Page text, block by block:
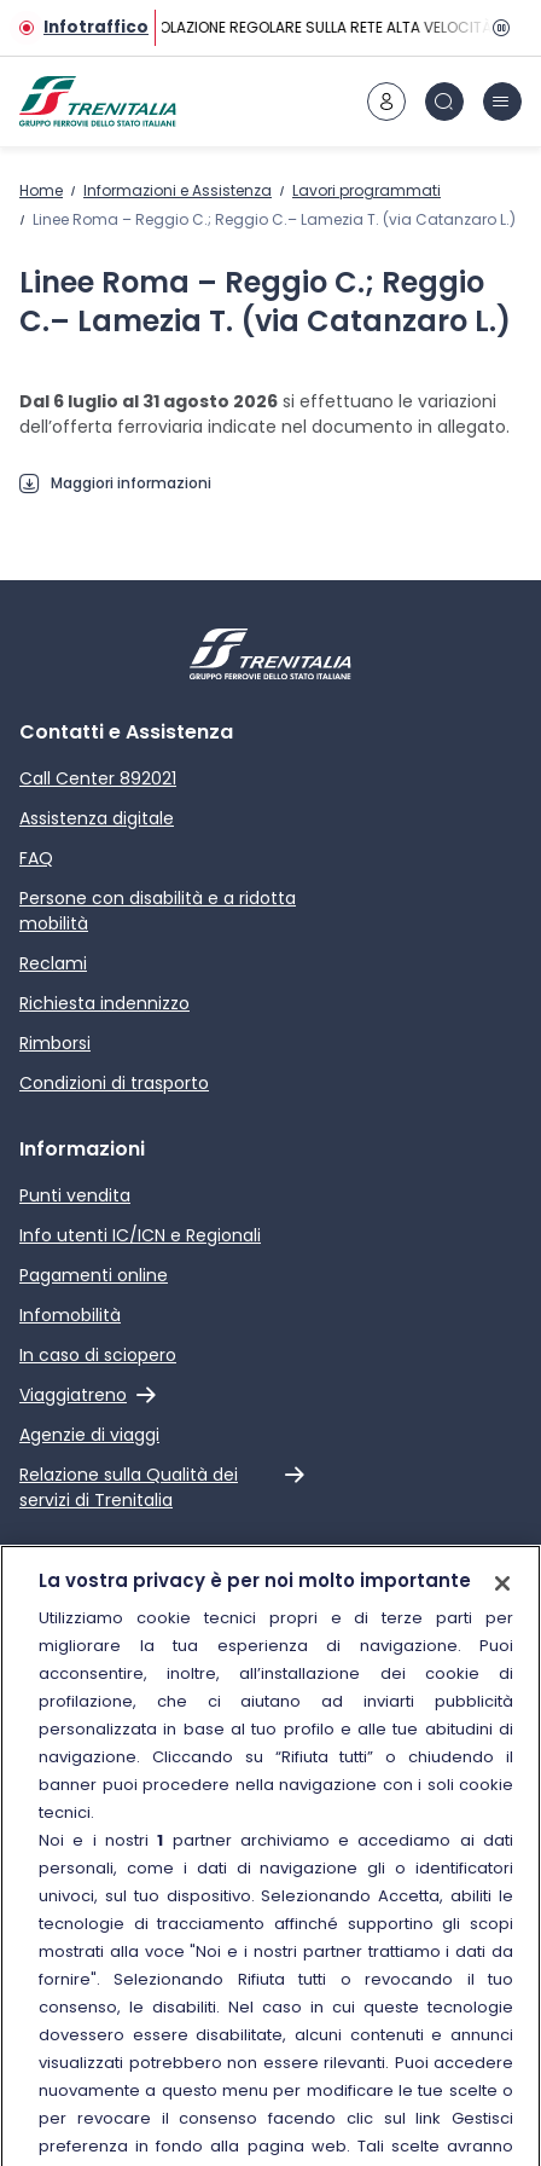
Vai al contenuto principale
InfotrafficoCIRCOLAZIONE REGOLARE SULLA RETE ALTA VELOCITÀ
Home Informazioni e Assistenza
Lavori programmati
Linee Roma – Reggio C.; Reggio C.– Lamezia T. (via Catanzaro L.)
Linee Roma – Reggio C.; Reggio
C.– Lamezia T. (via Catanzaro L.)
Dal 6 luglio al 31 agosto 2026 si effettuano le variazioni
dell’offerta ferroviaria indicate nel documento in allegato.
Maggiori informazioni
Contatti e Assistenza
Call Center 892021
Assistenza digitale
FAQ
Persone con disabilità e a ridotta
mobilità
Reclami
Richiesta indennizzo
Rimborsi
Condizioni di trasporto
Informazioni
Punti vendita
Info utenti IC/ICN e Regionali
Pagamenti online
Infomobilità
In caso di sciopero
Viaggiatreno
Link esterno
Agenzie di viaggi
Relazione sulla Qualità dei
servizi di Trenitalia
Link esterno
Chi siamo
Sostenibilità
Trenitalia for Business
Manuale di Conservazione
Link esterno
Carriere
Link esterno
La Freccia Mag
Link esterno
Noleggia un treno charter
Viaggi di gruppo
Seguici sui social
© Gruppo FS Italiane 2025
La vostra privacy è per noi molto importante
Utilizziamo cookie tecnici propri e di terze parti per
migliorare la tua esperienza di navigazione. Puoi
acconsentire, inoltre, all’installazione dei cookie di
profilazione, che ci aiutano ad inviarti pubblicità
personalizzata in base al tuo profilo e alle tue abitudini di
navigazione. Cliccando su “Rifiuta tutti” o chiudendo il
banner puoi procedere nella navigazione con i soli cookie
tecnici.
Noi e i nostri1 partner archiviamo e accediamo ai dati
personali, come i dati di navigazione gli o identificatori
univoci, sul tuo dispositivo. Selezionando Accetta, abiliti le
tecnologie di tracciamento affinché supportino gli scopi
mostrati alla voce "Noi e i nostri partner trattiamo i dati da
fornire". Selezionando Rifiuta tutti o revocando il tuo
consenso, le disabiliti. Nel caso in cui queste tecnologie
dovessero essere disabilitate, alcuni contenuti e annunci
visualizzati potrebbero non essere rilevanti. Puoi accedere
nuovamente a questo menu per modificare le tue scelte o
per revocare il consenso facendo clic sul link Gestisci
preferenza in fondo alla pagina web. Tali scelte avranno